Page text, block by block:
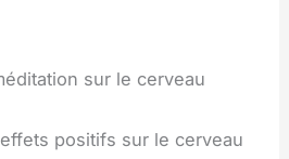
sur le cerveau
positifs sur le cerveau